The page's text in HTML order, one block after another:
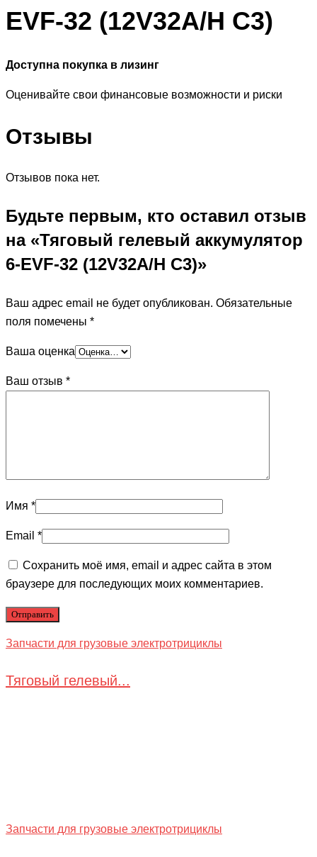
EVF-32 (12V32A/H C3)
Доступна покупка в лизинг
Оценивайте свои финансовые возможности и риски
Отзывы
Отзывов пока нет.
Будьте первым, кто оставил отзыв
на «Тяговый гелевый аккумулятор
6-EVF-32 (12V32A/H C3)»
Ваш адрес email не будет опубликован. Обязательные
поля помечены *
Ваша оценка
Ваш отзыв *
Имя *
Email *
Сохранить моё имя, email и адрес сайта в этом
браузере для последующих моих комментариев.
Запчасти для грузовые электротрициклы
Тяговый гелевый...
Запчасти для грузовые электротрициклы